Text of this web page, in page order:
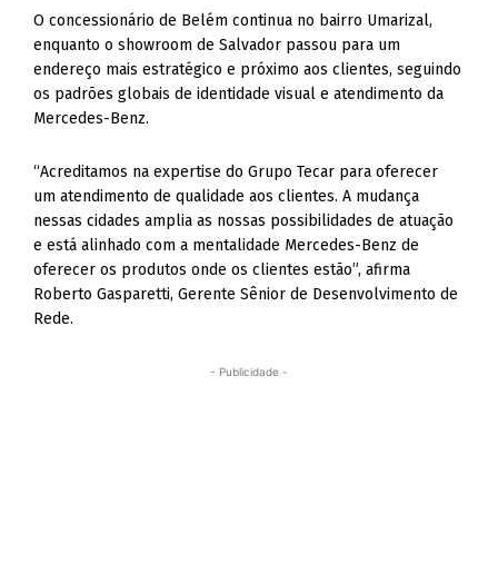
O concessionário de Belém continua no bairro Umarizal,
enquanto o showroom de Salvador passou para um
endereço mais estratégico e próximo aos clientes, seguindo
os padrões globais de identidade visual e atendimento da
Mercedes-Benz.
“Acreditamos na expertise do Grupo Tecar para oferecer
um atendimento de qualidade aos clientes. A mudança
nessas cidades amplia as nossas possibilidades de atuação
e está alinhado com a mentalidade Mercedes-Benz de
oferecer os produtos onde os clientes estão”, afirma
Roberto Gasparetti, Gerente Sênior de Desenvolvimento de
Rede.
- Publicidade -